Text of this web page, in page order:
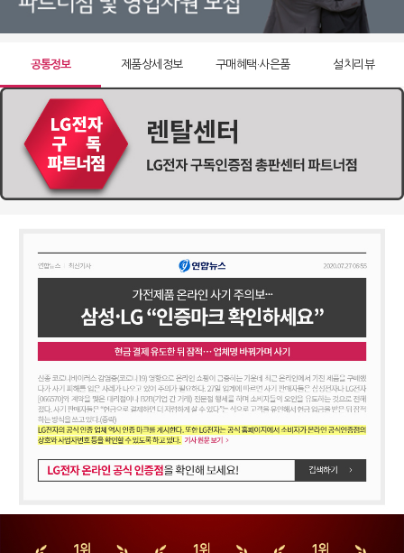
공통정보 제품상세정보 구매혜택·사은품 설치리뷰